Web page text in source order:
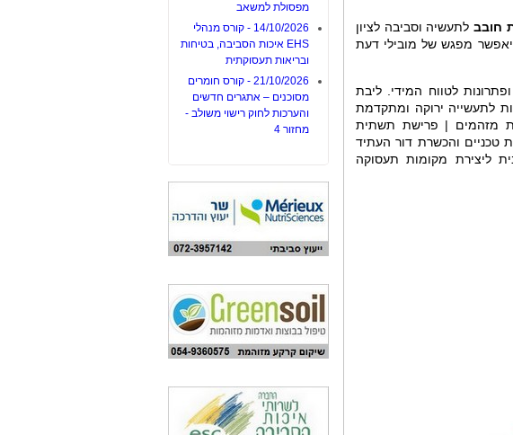
חובבלתעשיה וסביבה לציון
יאפשר מפגש של מובילי דעת
לטווח המידי. ליבת
לתעשייה ירוקה ומתקדמת
מזהמים | פרישת תשתית
טכניים והכשרת דור העתיד
ליצירת מקומות תעסוקה
מפסולת למשאב
14/10/2026 - קורס מנהלי
EHS איכות הסביבה, בטיחות
ובריאות תעסוקתית
21/10/2026 - קורס חומרים
מסוכנים – אתגרים חדשים
והערכות לחוק רישוי משולב -
מחזור 4